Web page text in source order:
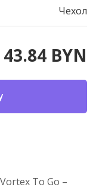
Чехол
43.84 BYN
To Go –